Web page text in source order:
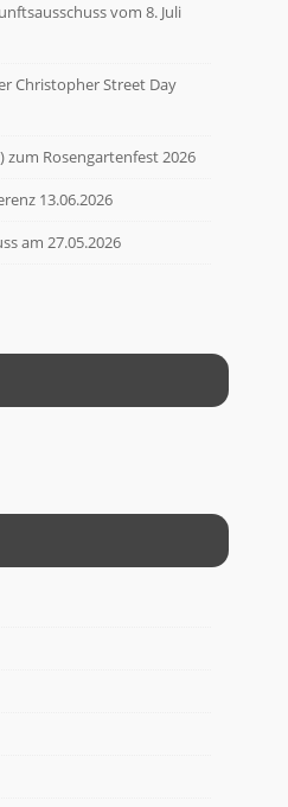
vom 8. Juli
Christopher Street Day
zum Rosengartenfest 2026
13.06.2026
am 27.05.2026